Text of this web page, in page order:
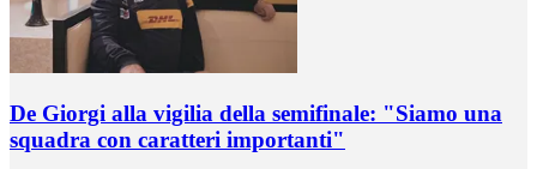
De Giorgi alla vigilia della semifinale: "Siamo una
squadra con caratteri importanti"